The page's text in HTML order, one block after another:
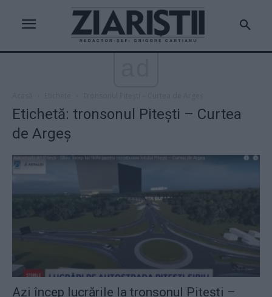
Etichetă: tronsonul Pitești – Curtea
de Argeș
Azi încep lucrările la tronsonul Pitești –